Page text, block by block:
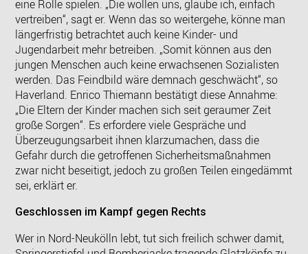
eine Rolle spielen. „Die wollen uns, glaube ich, einfach
vertreiben“, sagt er. Wenn das so weitergehe, könne man
längerfristig betrachtet auch keine Kinder- und
Jugendarbeit mehr betreiben. „Somit können aus den
jungen Menschen auch keine erwachsenen Sozialisten
werden. Das Feindbild wäre demnach geschwächt“, so
Haverland. Enrico Thiemann bestätigt diese Annahme:
„Die Eltern der Kinder machen sich seit geraumer Zeit
große Sorgen“. Es erfordere viele Gespräche und
Überzeugungsarbeit ihnen klarzumachen, dass die
Gefahr durch die getroffenen Sicherheitsmaßnahmen
zwar nicht beseitigt, jedoch zu großen Teilen eingedämmt
sei, erklärt er.
Geschlossen im Kampf gegen Rechts
Wer in Nord-Neukölln lebt, tut sich freilich schwer damit,